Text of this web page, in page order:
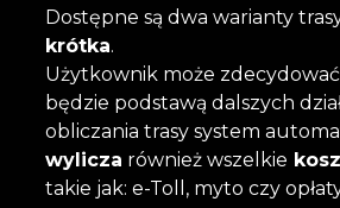
Dostępne są dwa warianty
krótka.
Użytkownik może
będzie podstawą dalszych
obliczania trasy system
wylicza również wszelkie
takie jak: e-Toll, myto czy